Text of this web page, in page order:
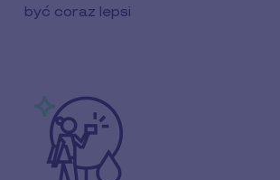
być coraz lepsi